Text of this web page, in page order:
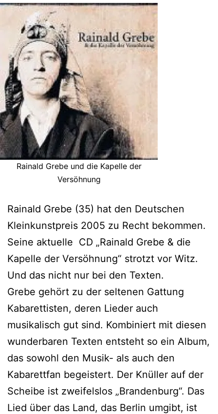
Rainald Grebe und die Kapelle der
Versöhnung
Rainald Grebe (35) hat den Deutschen
Kleinkunstpreis 2005 zu Recht bekommen.
Seine aktuelle CD „Rainald Grebe & die
Kapelle der Versöhnung“ strotzt vor Witz.
Und das nicht nur bei den Texten.
Grebe gehört zu der seltenen Gattung
Kabarettisten, deren Lieder auch
musikalisch gut sind. Kombiniert mit diesen
wunderbaren Texten entsteht so ein Album,
das sowohl den Musik- als auch den
Kabarettfan begeistert. Der Knüller auf der
Scheibe ist zweifelslos „Brandenburg“. Das
Lied über das Land, das Berlin umgibt, ist